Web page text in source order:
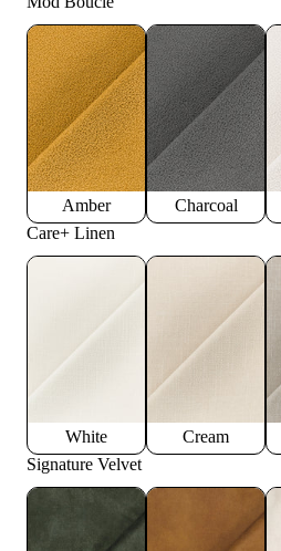
Amber Charcoal
Care+ Linen
White Cream
Signature Velvet